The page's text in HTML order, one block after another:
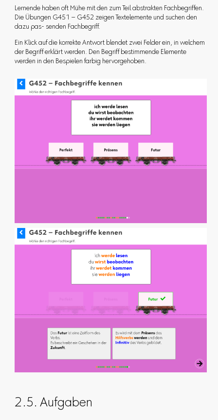
Lernende haben oft Mühe mit den zum Teil abstrakten Fachbegriffen.
Die Übungen G451 – G452 zeigen Textelemente und suchen den
dazu pas- senden Fachbegriff.
Ein Klick auf die korrekte Antwort blendet zwei Felder ein, in welchem
der Begriff erklärt werden. Den Begriff bestimmende Elemente
werden in den Bespielen farbig hervorgehoben.
2.5. Aufgaben